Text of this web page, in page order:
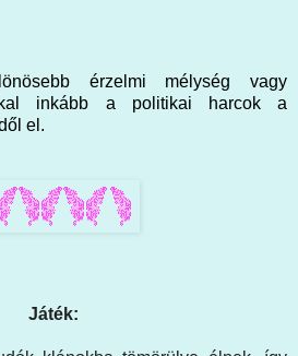
érzelmi mélység vagy
inkább a politikai harcok a
el.
Játék: